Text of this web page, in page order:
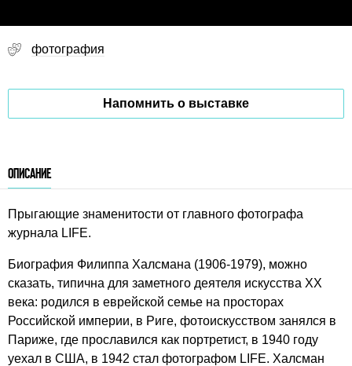
фотография
Напомнить о выставке
ОПИСАНИЕ
Прыгающие знаменитости от главного фотографа
журнала LIFE.
Биография Филиппа Халсмана (1906-1979), можно
сказать, типична для заметного деятеля искусства XX
века: родился в еврейской семье на просторах
Российской империи, в Риге, фотоискусством занялся в
Париже, где прославился как портретист, в 1940 году
уехал в США, в 1942 стал фотографом LIFE. Халсман